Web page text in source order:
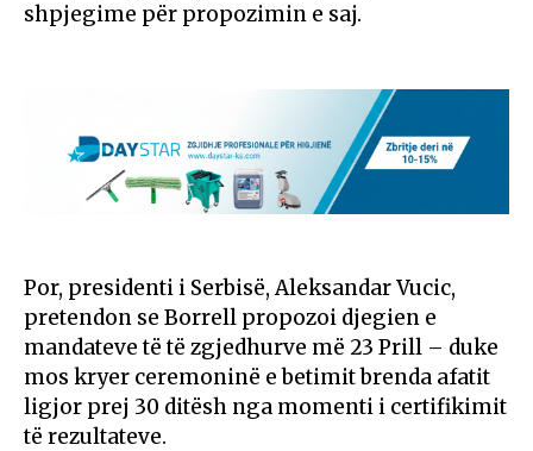
shpjegime për propozimin e saj.
Por, presidenti i Serbisë, Aleksandar Vucic,
pretendon se Borrell propozoi djegien e
mandateve të të zgjedhurve më 23 Prill – duke
mos kryer ceremoninë e betimit brenda afatit
ligjor prej 30 ditësh nga momenti i certifikimit
të rezultateve.